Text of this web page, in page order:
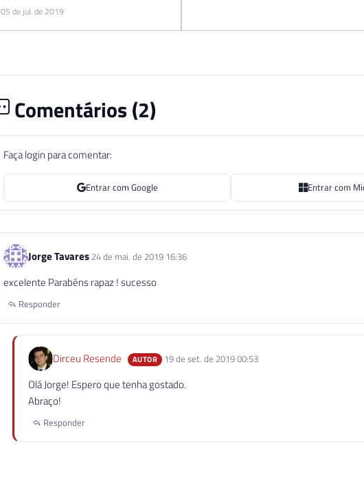
05 de jul. de 2019
Comentários (2)
Faça login para comentar:
Entrar com Google Entrar com
Jorge Tavares 24 de mai. de 2019 16:36
excelente Parabéns rapaz ! sucesso
Responder
Dirceu Resende AUTOR 19 de set. de 2019 00:53
Olá Jorge! Espero que tenha gostado.
Abraço!
Responder